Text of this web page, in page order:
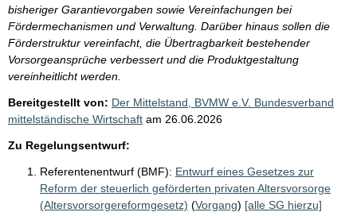
bisheriger Garantievorgaben sowie Vereinfachungen bei
Fördermechanismen und Verwaltung. Darüber hinaus sollen die
Förderstruktur vereinfacht, die Übertragbarkeit bestehender
Vorsorgeansprüche verbessert und die Produktgestaltung
vereinheitlicht werden.
Bereitgestellt von: Der Mittelstand, BVMW e.V. Bundesverband
mittelständische Wirtschaft am 26.06.2026
Zu Regelungsentwurf:
Referentenentwurf (BMF): Entwurf eines Gesetzes zur
Reform der steuerlich geförderten privaten Altersvorsorge
(Altersvorsorgereformgesetz) (Vorgang) [alle SG hierzu]